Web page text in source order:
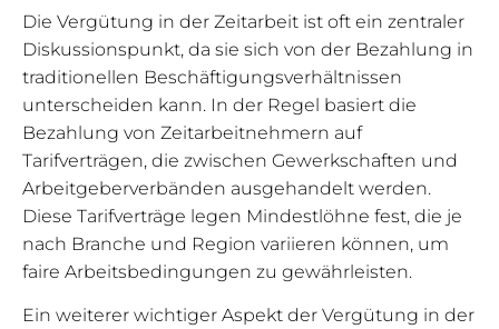
Die Vergütung in der Zeitarbeit ist oft ein zentraler
Diskussionspunkt, da sie sich von der Bezahlung in
traditionellen Beschäftigungsverhältnissen
unterscheiden kann. In der Regel basiert die
Bezahlung von Zeitarbeitnehmern auf
Tarifverträgen, die zwischen Gewerkschaften und
Arbeitgeberverbänden ausgehandelt werden.
Diese Tarifverträge legen Mindestlöhne fest, die je
nach Branche und Region variieren können, um
faire Arbeitsbedingungen zu gewährleisten.
Ein weiterer wichtiger Aspekt der Vergütung in der